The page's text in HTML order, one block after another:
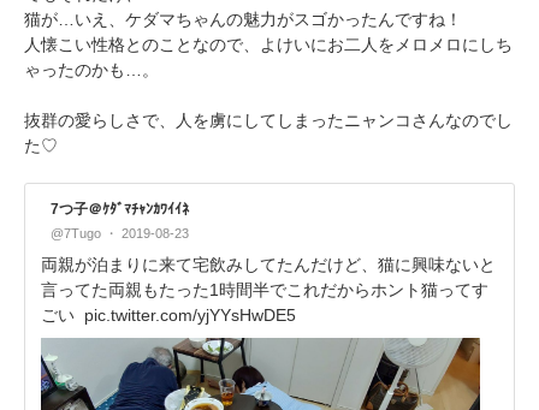
猫が…いえ、ケダマちゃんの魅力がスゴかったんですね！
人懐こい性格とのことなので、よけいにお二人をメロメロにしち
ゃったのかも…。
抜群の愛らしさで、人を虜にしてしまったニャンコさんなのでし
た♡
7つ子＠ｹﾀﾞﾏﾁｬﾝｶﾜｲｲﾈ
@7Tugo 2019-08-23
両親が泊まりに来て宅飲みしてたんだけど、猫に興味ないと
言ってた両親もたった1時間半でこれだからホント猫ってす
ごい pic.twitter.com/yjYYsHwDE5